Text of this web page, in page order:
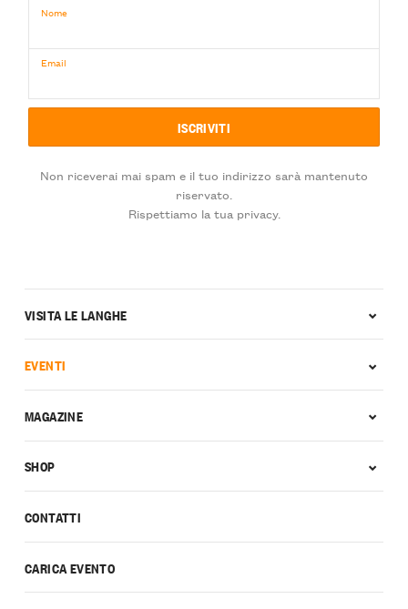
Nome
Email
Non riceverai mai spam e il tuo indirizzo sarà mantenuto
riservato.
Rispettiamo la tua privacy.
CONTATTI
CARICA EVENTO
VISITA LE LANGHE
EVENTI
MAGAZINE
SHOP